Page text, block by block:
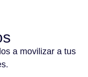
a movilizar a tus